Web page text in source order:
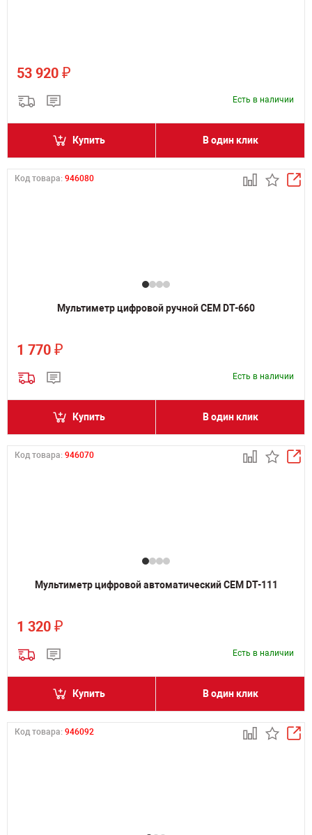
53 920 ₽
Есть в наличии
Купить В один клик
Код товара: 946080
Мультиметр цифровой ручной CEM DT-660
1 770 ₽
Есть в наличии
Купить В один клик
Код товара: 946070
Мультиметр цифровой автоматический CEM DT-111
1 320 ₽
Есть в наличии
Купить В один клик
Код товара: 946092